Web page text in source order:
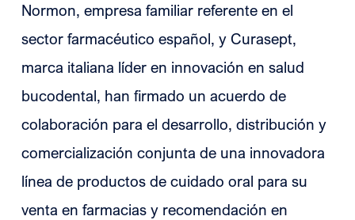
Normon, empresa familiar referente en el
sector farmacéutico español, y Curasept,
marca italiana líder en innovación en salud
bucodental, han firmado un acuerdo de
colaboración para el desarrollo, distribución y
comercialización conjunta de una innovadora
línea de productos de cuidado oral para su
venta en farmacias y recomendación en